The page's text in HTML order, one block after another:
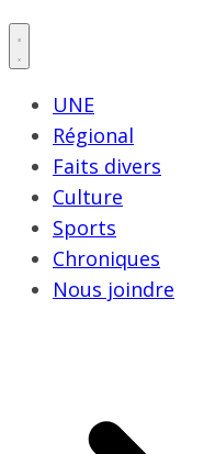
UNE
Régional
Faits divers
Culture
Sports
Chroniques
Nous joindre